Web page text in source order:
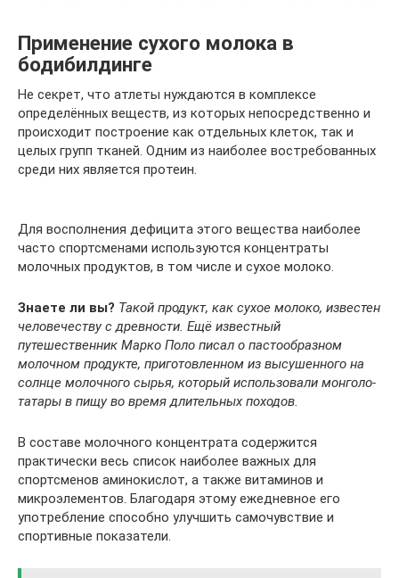
Применение сухого молока в
бодибилдинге
Не секрет, что атлеты нуждаются в комплексе
определённых веществ, из которых непосредственно и
происходит построение как отдельных клеток, так и
целых групп тканей. Одним из наиболее востребованных
среди них является протеин.
Для восполнения дефицита этого вещества наиболее
часто спортсменами используются концентраты
молочных продуктов, в том числе и сухое молоко.
Знаете ли вы? Такой продукт, как сухое молоко, известен
человечеству с древности. Ещё известный
путешественник Марко Поло писал о пастообразном
молочном продукте, приготовленном из высушенного на
солнце молочного сырья, который использовали монголо-
татары в пищу во время длительных походов.
В составе молочного концентрата содержится
практически весь список наиболее важных для
спортсменов аминокислот, а также витаминов и
микроэлементов. Благодаря этому ежедневное его
употребление способно улучшить самочувствие и
спортивные показатели.